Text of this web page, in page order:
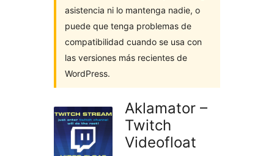
asistencia ni lo mantenga nadie, o
puede que tenga problemas de
compatibilidad cuando se usa con
las versiones más recientes de
WordPress.
Aklamator –
Twitch
Videofloat